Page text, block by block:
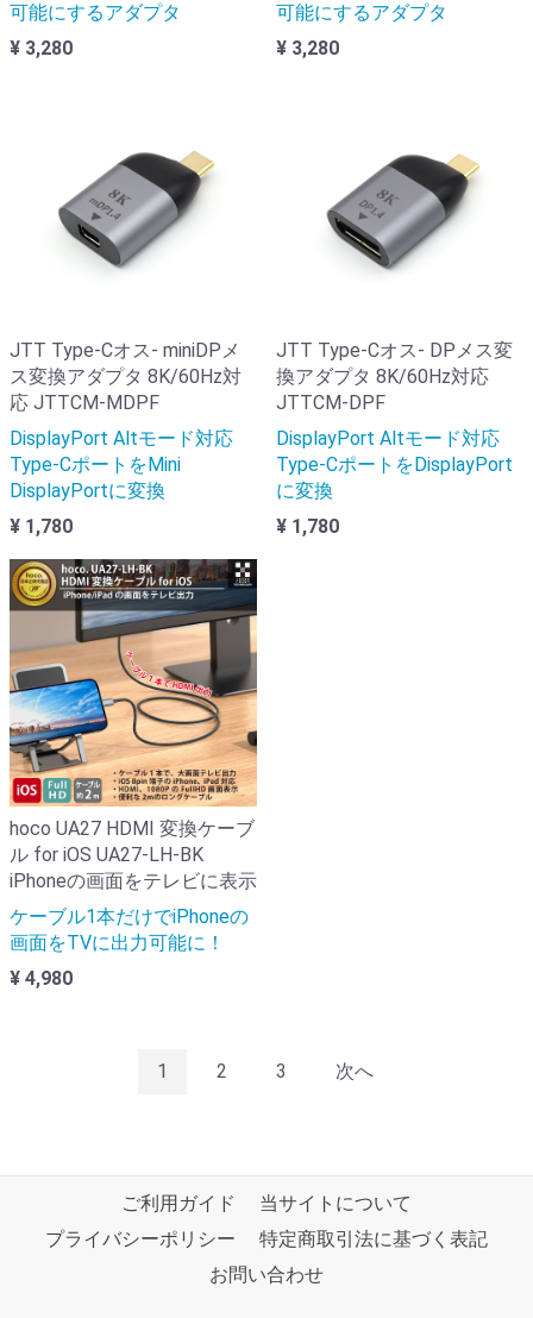
可能にするアダプタ
¥ 3,280
可能にするアダプタ
¥ 3,280
JTT Type-Cオス- miniDPメ
ス変換アダプタ 8K/60Hz対
応 JTTCM-MDPF
DisplayPort Altモード対応
Type-CポートをMini
DisplayPortに変換
¥ 1,780
JTT Type-Cオス- DPメス変
換アダプタ 8K/60Hz対応
JTTCM-DPF
DisplayPort Altモード対応
Type-CポートをDisplayPort
に変換
¥ 1,780
hoco UA27 HDMI 変換ケーブ
ル for iOS UA27-LH-BK
iPhoneの画面をテレビに表示
ケーブル1本だけでiPhoneの
画面をTVに出力可能に！
¥ 4,980
1 2 3 次へ
ご利用ガイド
当サイトについて
プライバシーポリシー
特定商取引法に基づく表記
お問い合わせ